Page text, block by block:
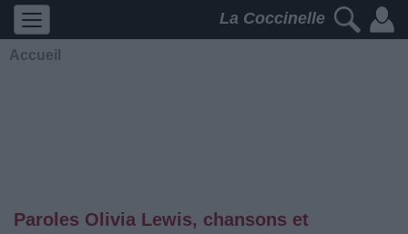
La Coccinelle
Accueil
Paroles Olivia Lewis, chansons et